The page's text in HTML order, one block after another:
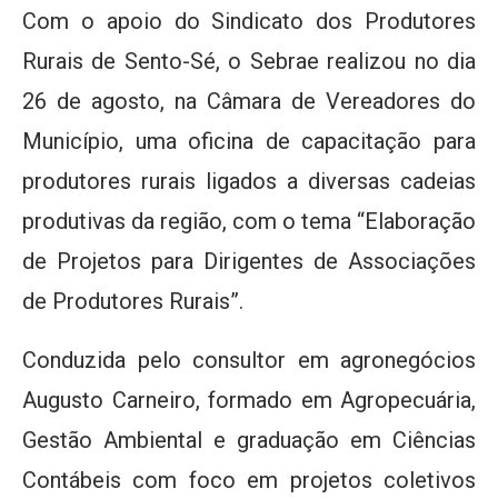
Com o apoio do Sindicato dos Produtores
Rurais de Sento-Sé, o Sebrae realizou no dia
26 de agosto, na Câmara de Vereadores do
Município, uma oficina de capacitação para
produtores rurais ligados a diversas cadeias
produtivas da região, com o tema “Elaboração
de Projetos para Dirigentes de Associações
de Produtores Rurais”.
Conduzida pelo consultor em agronegócios
Augusto Carneiro, formado em Agropecuária,
Gestão Ambiental e graduação em Ciências
Contábeis com foco em projetos coletivos